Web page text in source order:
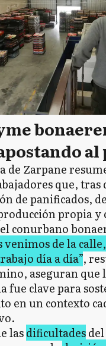
al
de Zarpane
que, tras
de panificados,
propia
conurbano
venimos de la
día a día”,
aseguran que
fue clave para
en un contexto
lasdificultades